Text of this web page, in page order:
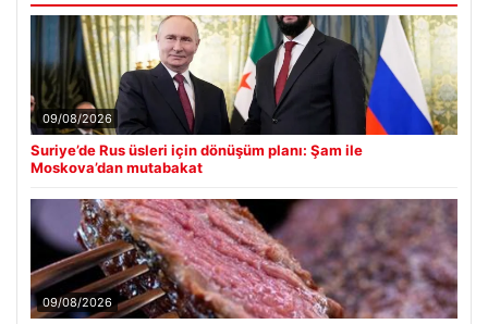
09/08/2026
Suriye’de Rus üsleri için dönüşüm planı: Şam ile
Moskova’dan mutabakat
09/08/2026